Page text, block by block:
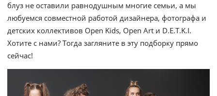
блуз не оставили равнодушным многие семьи, а мы
любуемся совместной работой дизайнера, фотографа и
детских коллективов Open Kids, Open Art и D.E.T.K.I.
Хотите с нами? Тогда загляните в эту подборку прямо
сейчас!